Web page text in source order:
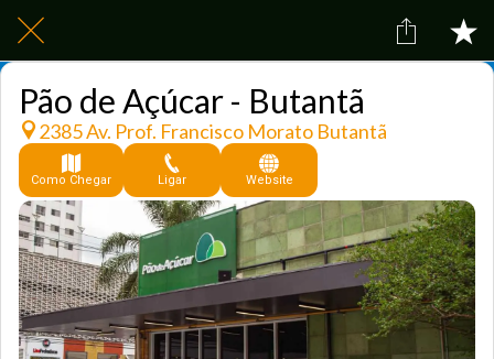
Pão de Açúcar - Butantã
2385 Av. Prof. Francisco Morato Butantã
Como Chegar Ligar Website